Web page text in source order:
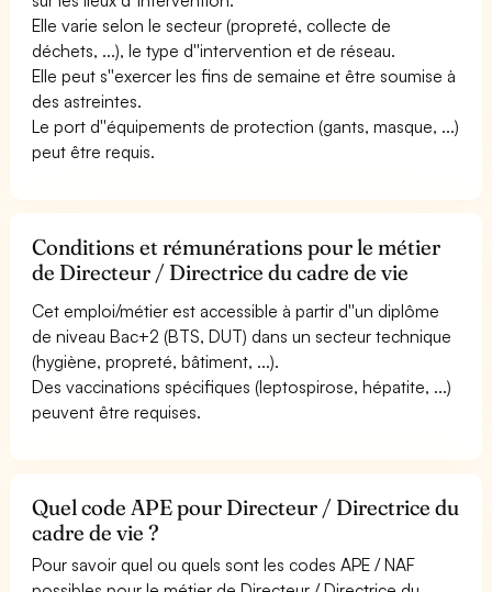
Elle varie selon le secteur (propreté, collecte de
déchets, ...), le type d''intervention et de réseau.
Elle peut s''exercer les fins de semaine et être soumise à
des astreintes.
Le port d''équipements de protection (gants, masque, ...)
peut être requis.
Conditions et rémunérations pour le métier
de Directeur / Directrice du cadre de vie
Cet emploi/métier est accessible à partir d''un diplôme
de niveau Bac+2 (BTS, DUT) dans un secteur technique
(hygiène, propreté, bâtiment, ...).
Des vaccinations spécifiques (leptospirose, hépatite, ...)
peuvent être requises.
Quel code APE pour Directeur / Directrice du
cadre de vie ?
Pour savoir quel ou quels sont les codes APE / NAF